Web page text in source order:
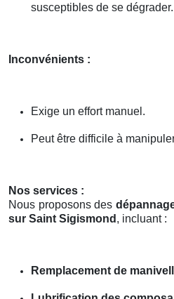
susceptibles de se dégrader.
Inconvénients :
Exige un effort manuel.
Peut être difficile à
Nos services :
Nous proposons des
sur Saint Sigismond , incluant :
Remplacement de